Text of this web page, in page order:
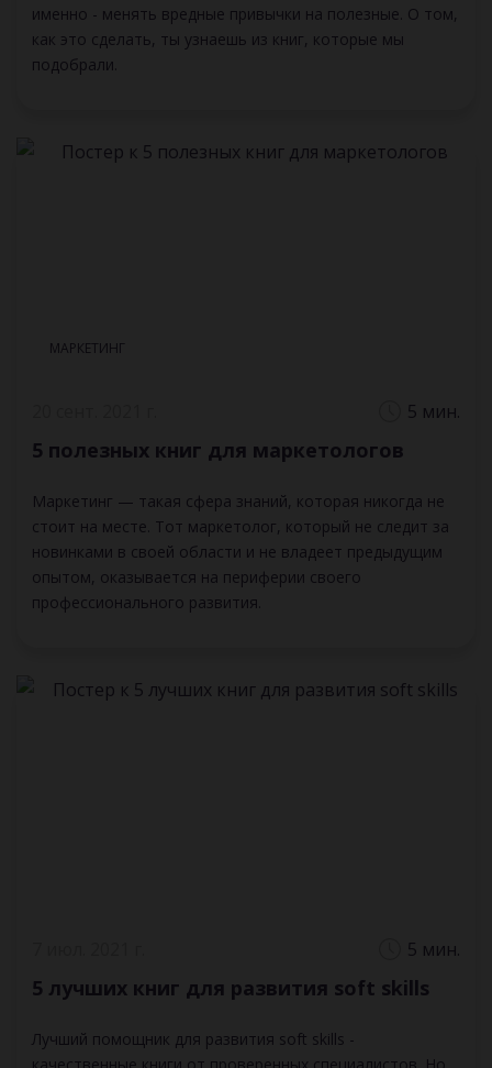
именно - менять вредные привычки на полезные. О том,
как это сделать, ты узнаешь из книг, которые мы
подобрали.
МАРКЕТИНГ
5 мин.
5 полезных книг для маркетологов
Маркетинг — такая сфера знаний, которая никогда не
стоит на месте. Тот маркетолог, который не следит за
новинками в своей области и не владеет предыдущим
опытом, оказывается на периферии своего
профессионального развития.
5 мин.
5 лучших книг для развития soft skills
Лучший помощник для развития soft skills -